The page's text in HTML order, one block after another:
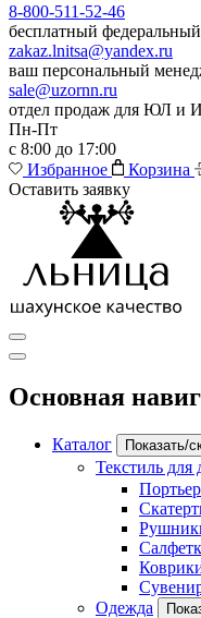
8-800-511-52-46
бесплатный
zakaz.lnitsa@yandex.ru
ваш персональный
sale@uzornn.ru
отдел продаж для ЮЛ и
Пн-Пт
с 8:00 до 17:00
Избранное
Корзина
Оставить заявку
Основная
Каталог Показать/
Текстиль для
Одежда